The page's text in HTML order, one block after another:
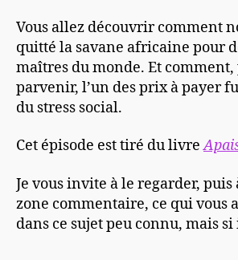
Vous allez découvrir comment
quitté la savane africaine pour
maîtres du monde. Et comment,
parvenir, l’un des prix à payer
du stress social.
Cet épisode est tiré du livre
Je vous invite à le regarder, puis
zone commentaire, ce qui vous
dans ce sujet peu connu, mais